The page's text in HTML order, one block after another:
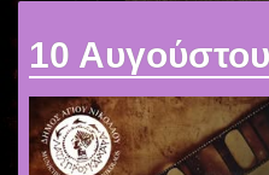
10 Αυγούστου